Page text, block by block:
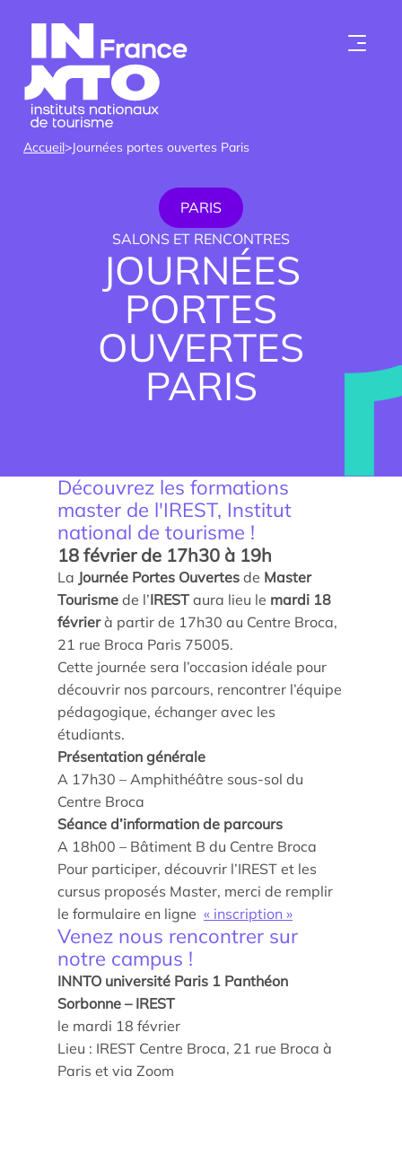
Skip to content
Qui sommes-nous ?
Les instituts
Trouver un stagiaire, alternant ou collaborateur
Associer nos étudiants à vos projets
Former vos équipes
Taxe d’apprentissage
Actualités
Agenda
Les témoignages
Parole d’experts
Accueil>Journées portes ouvertes Paris
PARIS
SALONS ET RENCONTRES
JOURNÉES
PORTES
OUVERTES
PARIS
Découvrez les formations
master de l'IREST, Institut
national de tourisme !
18 février de 17h30 à 19h
La Journée Portes Ouvertes de Master
Tourisme de l’IREST aura lieu le mardi 18
févrierà partir de 17h30 au Centre Broca,
21 rue Broca Paris 75005.
Cette journée sera l’occasion idéale pour
découvrir nos parcours, rencontrer l’équipe
pédagogique, échanger avec les
étudiants.
Présentation générale
A 17h30 – Amphithéâtre sous-sol du
Centre Broca
Séance d’information de parcours
A 18h00 – Bâtiment B du Centre Broca
Pour participer, découvrir l’IREST et les
cursus proposés Master, merci de remplir
le formulaire en ligne « inscription »
Venez nous rencontrer sur
notre campus !
INNTO université Paris 1 Panthéon
Sorbonne – IREST
le mardi 18 février
Lieu : IREST Centre Broca, 21 rue Broca à
Paris et via Zoom